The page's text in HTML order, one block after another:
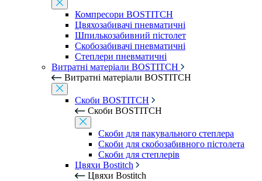
Компресори BOSTITCH
Цвяхозабивачі пневматичні
Шпилькозабивний пістолет
Скобозабивачі пневматичні
Степлери пневматичні
Витратні матеріали BOSTITCH
Витратні матеріали BOSTITCH
Скоби BOSTITCH
Скоби BOSTITCH
Скоби для пакувального степлера
Скоби для скобозабивного пістолета
Скоби для степлерів
Цвяхи Bostitch
Цвяхи Bostitch